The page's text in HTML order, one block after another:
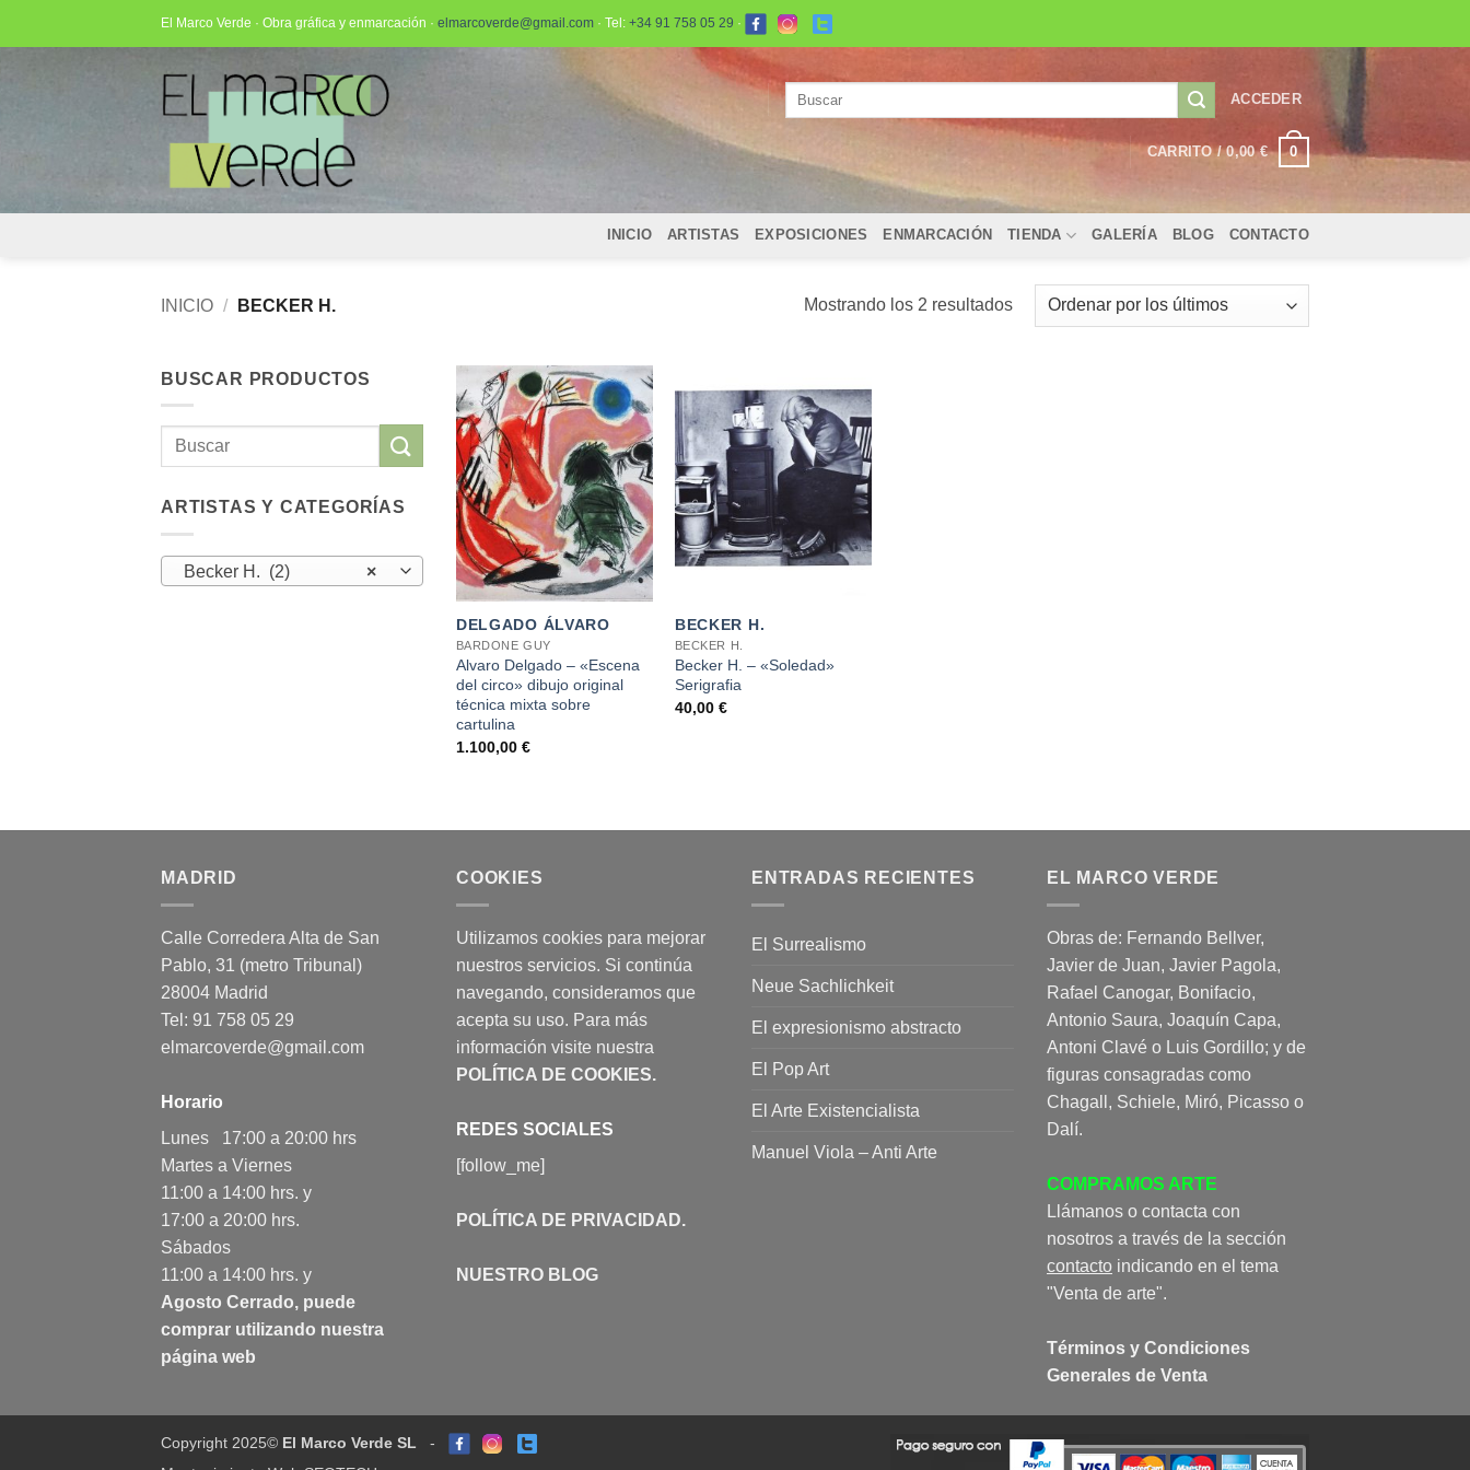
El Marco Verde · Obra gráfica y enmarcación · elmarcoverde@gmail.com · Tel: +34 91 758 05 29 ·
ACCEDER
CARRITO /0,00€ 0
INICIO ARTISTAS EXPOSICIONES ENMARCACIÓN TIENDA GALERÍA BLOG CONTACTO
INICIO / BECKER H. Mostrando los 2 resultadosOrdenado
por
BUSCAR PRODUCTOS
Buscar
ARTISTAS Y CATEGORÍAS
×
Becker H. (2)
+
DELGADO ÁLVARO
BARDONE GUY
Alvaro Delgado – «Escena
del circo» dibujo original
técnica mixta sobre
cartulina
1.100,00 €
BECKER H.
BECKER H.
Becker H. – «Soledad»
Serigrafia
40,00 €
MADRID
Calle Corredera Alta de San
Pablo, 31 (metro Tribunal)
28004 Madrid
Tel: 91 758 05 29
elmarcoverde@gmail.com
Horario
Lunes 17:00 a 20:00 hrs
Martes a Viernes
11:00 a 14:00 hrs. y
17:00 a 20:00 hrs.
Sábados
11:00 a 14:00 hrs. y
Agosto Cerrado, puede
comprar utilizando nuestra
página web
COOKIES
Utilizamos cookies para mejorar
nuestros servicios. Si continúa
navegando, consideramos que
acepta su uso. Para más
información visite nuestra
POLÍTICA DE COOKIES.
REDES SOCIALES
[follow_me]
POLÍTICA DE PRIVACIDAD.
NUESTRO BLOG
ENTRADAS RECIENTES
El Surrealismo
Neue Sachlichkeit
El expresionismo abstracto
El Pop Art
El Arte Existencialista
Manuel Viola – Anti Arte
EL MARCO VERDE
Obras de: Fernando Bellver,
Javier de Juan, Javier Pagola,
Rafael Canogar, Bonifacio,
Antonio Saura, Joaquín Capa,
Antoni Clavé o Luis Gordillo; y de
figuras consagradas como
Chagall, Schiele, Miró, Picasso o
Dalí.
COMPRAMOS ARTE
Llámanos o contacta con
nosotros a través de la sección
contacto indicando en el tema
"Venta de arte".
Términos y Condiciones
Generales de Venta
Copyright 2025© El Marco Verde SL -